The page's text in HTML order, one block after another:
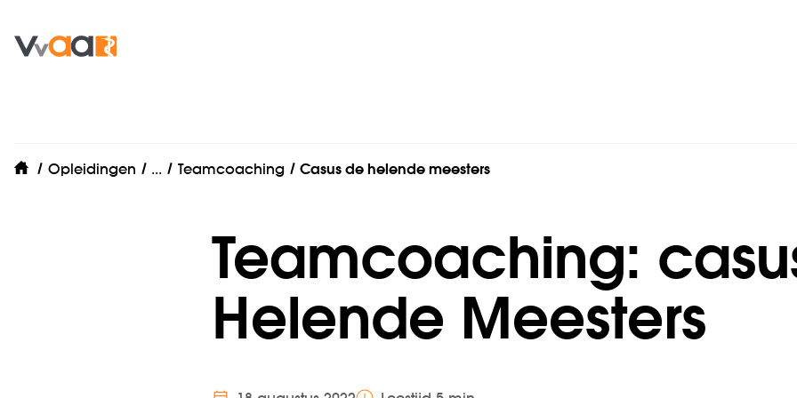
home
Opleidingen ... Teamcoaching voor zorgprofessionals
Teamcoaching Casus de helende meesters
Teamcoaching:
Helende Meesters